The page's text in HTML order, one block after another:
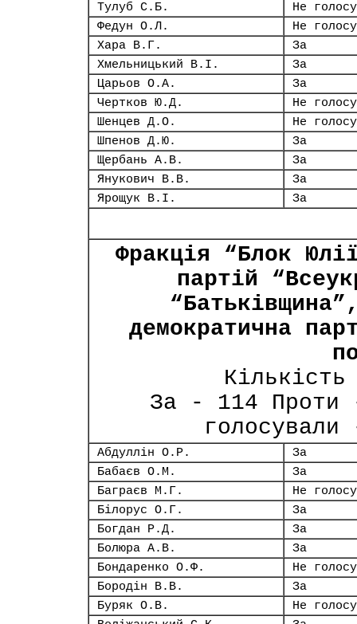
Тулуб С.Б.
Не
Федун О.Л.
Не
Хара В.Г.
За
Хмельницький В.І.
За
Царьов О.А.
За
Чертков Ю.Д.
Не
Шенцев Д.О.
Не
Шпенов Д.Ю.
За
Щербань А.В.
За
Янукович В.В.
За
Ярощук В.І.
За
Фракція “Блок
партій
демократична
За - 114 Проти
Абдуллін О.Р.
За
Бабаєв О.М.
За
Баграєв М.Г.
Не
Білорус О.Г.
За
Богдан Р.Д.
За
Болюра А.В.
За
Бондаренко О.Ф.
Не
Бородін В.В.
За
Буряк О.В.
Не